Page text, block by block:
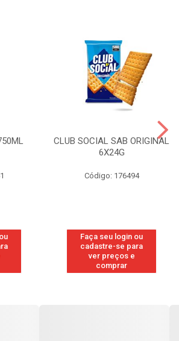
CLUB SOCIAL SAB ORIGINAL
6X24G
Código: 176494
Faça seu login ou
cadastre-se para
ver preços e
comprar